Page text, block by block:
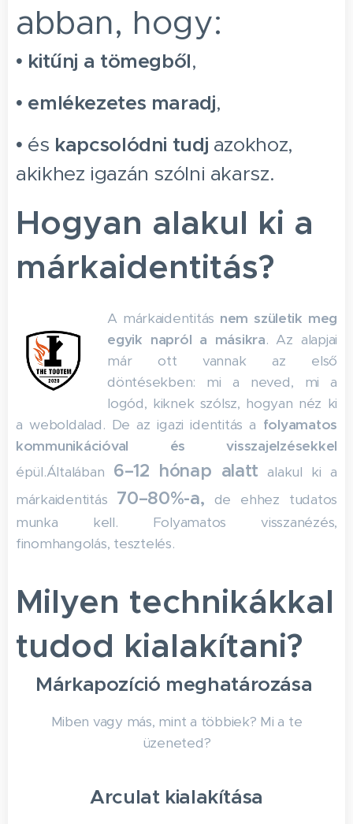
abban, hogy:
• kitűnj a tömegből,
• emlékezetes maradj,
• és kapcsolódni tudj azokhoz,
akikhez igazán szólni akarsz.
Hogyan alakul ki a
márkaidentitás?
A márkaidentitás nem születik meg
egyik napról a másikra. Az alapjai
már ott vannak az első
döntésekben: mi a neved, mi a
logód, kiknek szólsz, hogyan néz ki
a weboldalad. De az igazi identitás a folyamatos
kommunikációval és visszajelzésekkel
épül.Általában 6–12 hónap alatt alakul ki a
márkaidentitás 70–80%-a, de ehhez tudatos
munka kell. Folyamatos visszanézés,
finomhangolás, tesztelés.
Milyen technikákkal
tudod kialakítani?
Márkapozíció meghatározása
Miben vagy más, mint a többiek? Mi a te
üzeneted?
Arculat kialakítása